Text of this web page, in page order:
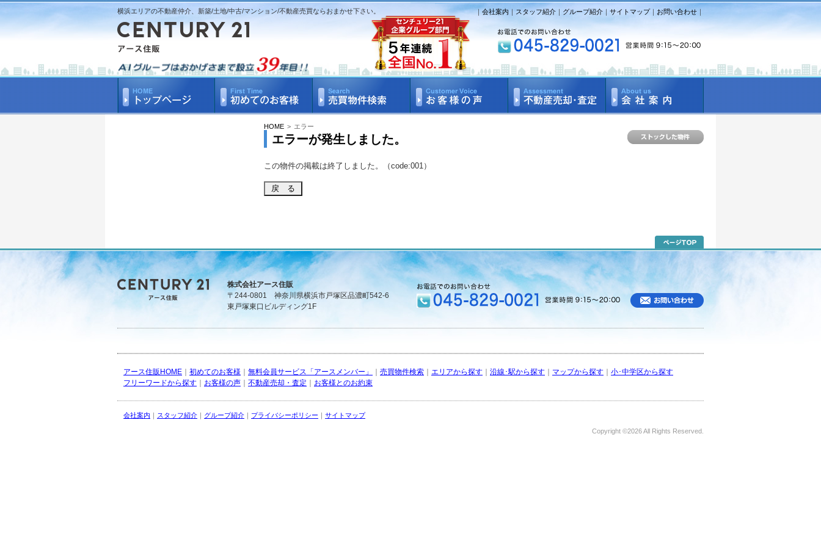
横浜エリアの不動産仲介、新築/土地/中古/マンション/不動産売買ならおまかせ下さい。 ｜会社案内 ｜スタッフ紹介 ｜ グループ紹介 ｜ サイトマップ｜ お問い合わせ ｜
HOME > エラー
エラーが発生しました。
この物件の掲載は終了しました。（code:001）
株式会社アース住販
〒244-0801 神奈川県横浜市戸塚区品濃町542-6
東戸塚東口ビルディング1F
アース住販HOME 初めてのお客様 無料会員サービス「アースメンバー」 売買物件検索 エリアから探す 沿線･駅から探す マップから探す
小･中学区から探す
フリーワードから探す
お客様の声 不動産売却・査定 お客様とのお約束
会社案内 ｜ スタッフ紹介 ｜ グループ紹介 ｜ プライバシーポリシー ｜ サイトマップ
Copyright ©2026 All Rights Reserved.